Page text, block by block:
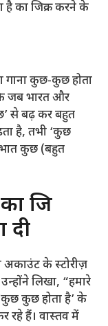
का जिक्र करने के
गाना कुछ-कुछ होता
जब भारत और
से बढ़ कर बहुत
है, तभी ‘कुछ
कुछ (बहुत
जिक्र
दी
अकाउंट के स्टोरीज़
लिखा, “हमारे
‘कुछ कुछ होता है’ के
रहे हैं। वास्तव में